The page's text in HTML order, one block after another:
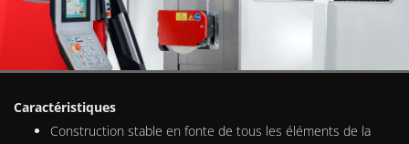
Caractéristiques
Construction stable en fonte de tous les éléments de la